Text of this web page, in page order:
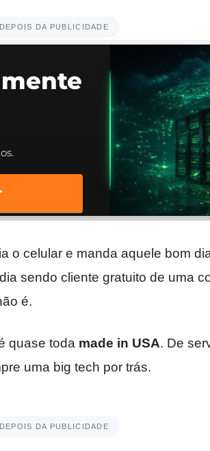
DA PUBLICIDADE
o celular e manda aquele bom
sendo cliente gratuito de uma
é.
quase toda made in USA. De
uma big tech por trás.
DA PUBLICIDADE